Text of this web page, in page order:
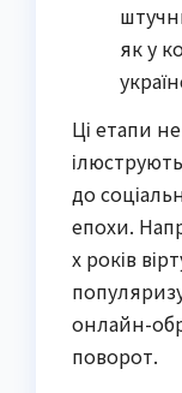
як у
Ці етапи
до
епохи.
х років
онлайн-
поворот.